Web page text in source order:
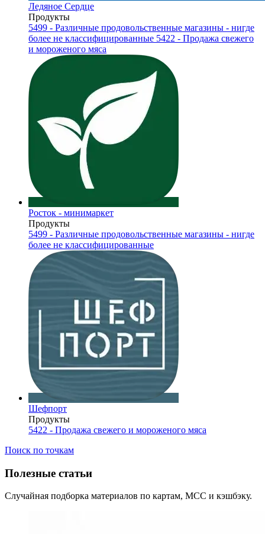
Ледяное Сердце
Продукты
5499 - Различные продовольственные магазины - нигде
более не классифицированные 5422 - Продажа свежего
и мороженого мяса
Росток - минимаркет
Продукты
5499 - Различные продовольственные магазины - нигде
более не классифицированные
Шефпорт
Продукты
5422 - Продажа свежего и мороженого мяса
Поиск по точкам
Полезные статьи
Случайная подборка материалов по картам, MCC и кэшбэку.